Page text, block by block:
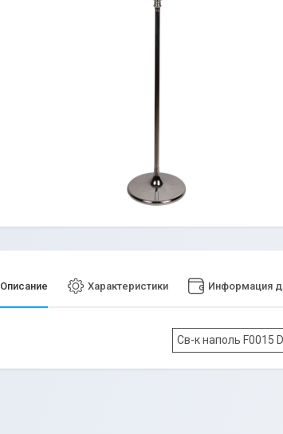
Описание Характеристики Информация
Св-к наполь F0015